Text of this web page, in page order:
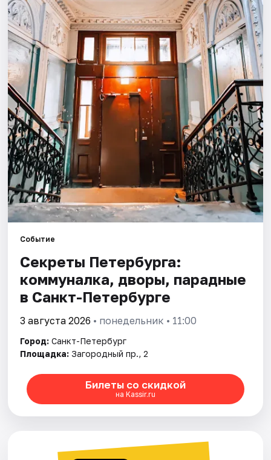
Города
Площадки
Артисты
Рейтинги
Событие
Секреты Петербурга:
коммуналка, дворы, парадные
в Санкт-Петербурге
3 августа 2026 • понедельник • 11:00
Город: Санкт-Петербург
Площадка: Загородный пр., 2
Билеты со скидкой
на Kassir.ru